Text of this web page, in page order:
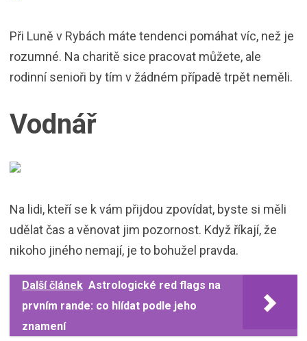
Při Luně v Rybách máte tendenci pomáhat víc, než je
rozumné. Na charitě sice pracovat můžete, ale
rodinní senioři by tím v žádném případě trpět neměli.
Vodnář
Na lidi, kteří se k vám přijdou zpovídat, byste si měli
udělat čas a věnovat jim pozornost. Když říkají, že
nikoho jiného nemají, je to bohužel pravda.
Další článek Astrologické red flags na
prvním rande: co hlídat podle jeho
znamení